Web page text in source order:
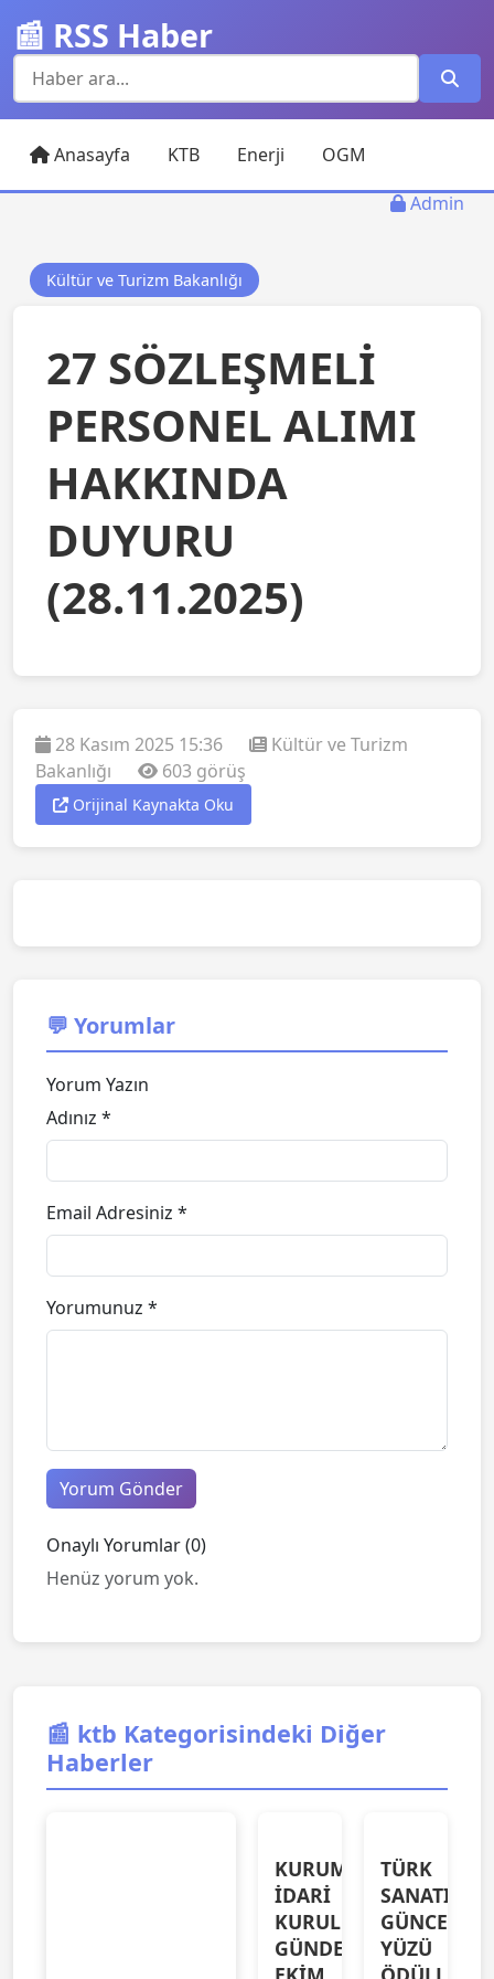
📰 RSS Haber
Anasayfa KTB Enerji
OGM
Admin
Kültür ve Turizm Bakanlığı
27 SÖZLEŞMELİ
PERSONEL ALIMI
HAKKINDA
DUYURU
(28.11.2025)
28 Kasım 2025 15:36
Kültür ve Turizm
Bakanlığı
603 görüş
Orijinal Kaynakta Oku
💬 Yorumlar
Yorum Yazın
Adınız *
Email Adresiniz *
Yorumunuz *
Yorum Gönder
Onaylı Yorumlar (0)
Henüz yorum yok.
📰 ktb Kategorisindeki Diğer
Haberler
KURUM
İDARİ
KURULU
GÜNDEMİ
TÜRK
SANATININ
GÜNCEL
YÜZÜ